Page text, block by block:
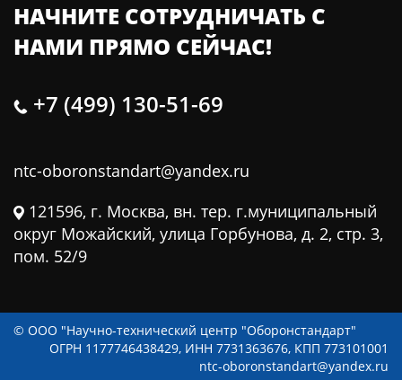
НАЧНИТЕ СОТРУДНИЧАТЬ С
НАМИ ПРЯМО СЕЙЧАС!
+7 (499) 130-51-69
ntc-oboronstandart@yandex.ru
121596, г. Москва, вн. тер. г.муниципальный
округ Можайский, улица Горбунова, д. 2, стр. 3,
пом. 52/9
© ООО "Научно-технический центр "Оборонстандарт"
ОГРН 1177746438429, ИНН 7731363676, КПП 773101001
ntc-oboronstandart@yandex.ru